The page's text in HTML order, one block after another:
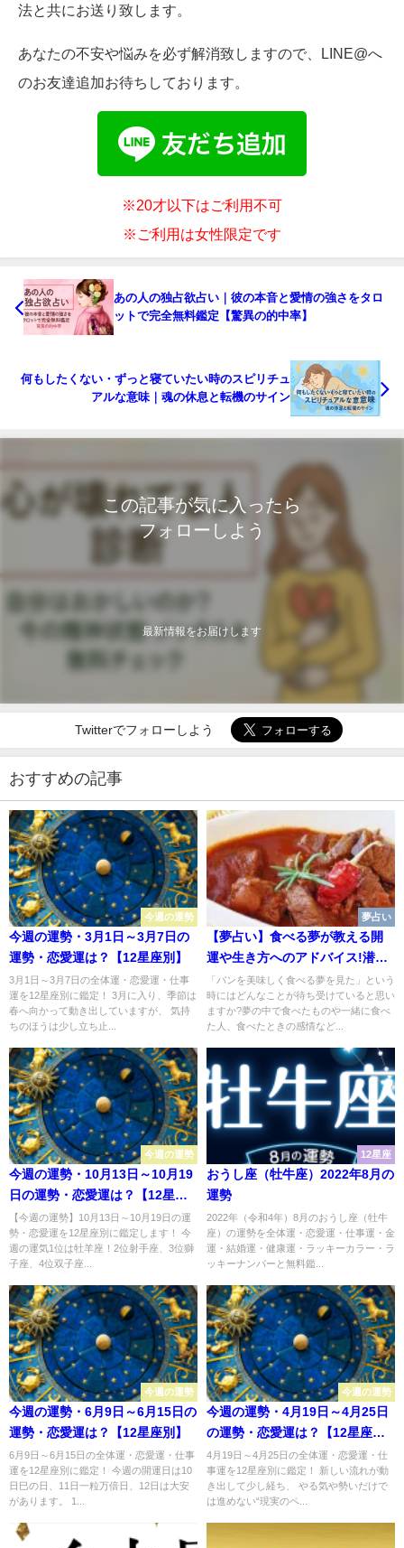
法と共にお送り致します。
あなたの不安や悩みを必ず解消致しますので、LINE@へ
のお友達追加お待ちしております。
※20才以下はご利用不可
※ご利用は女性限定です
あの人の独占欲占い｜彼の本音と愛情の強さをタロ
ットで完全無料鑑定【驚異の的中率】
何もしたくない・ずっと寝ていたい時のスピリチュ
アルな意味｜魂の休息と転機のサイン
この記事が気に入ったら
フォローしよう
最新情報をお届けします
Twitterでフォローしよう
おすすめの記事
今週の運勢
今週の運勢・3月1日～3月7日の
運勢・恋愛運は？【12星座別】
3月1日～3月7日の全体運・恋愛運・仕事
運を12星座別に鑑定！ 3月に入り、季節は
春へ向かって動き出していますが、 気持
ちのほうは少し立ち止...
夢占い
【夢占い】食べる夢が教える開
運や生き方へのアドバイス!潜在
意識からのメッセージを受け取
って
「パンを美味しく食べる夢を見た」という
時にはどんなことが待ち受けていると思い
ますか?夢の中で食べたものや一緒に食べ
た人、食べたときの感情など...
今週の運勢
今週の運勢・10月13日～10月19
日の運勢・恋愛運は？【12星座
別】
【今週の運勢】10月13日～10月19日の運
勢・恋愛運を12星座別に鑑定します！ 今
週の運気1位は牡羊座！2位射手座、3位獅
子座、4位双子座...
12星座
おうし座（牡牛座）2022年8月の
運勢
2022年（令和4年）8月のおうし座（牡牛
座）の運勢を全体運・恋愛運・仕事運・金
運・結婚運・健康運・ラッキーカラー・ラ
ッキーナンバーと無料鑑...
今週の運勢
今週の運勢・6月9日～6月15日の
運勢・恋愛運は？【12星座別】
6月9日～6月15日の全体運・恋愛運・仕事
運を12星座別に鑑定！ 今週の開運日は10
日巳の日、11日一粒万倍日、12日は大安
があります。 1...
今週の運勢
今週の運勢・4月19日～4月25日
の運勢・恋愛運は？【12星座
別】
4月19日～4月25日の全体運・恋愛運・仕
事運を12星座別に鑑定！ 新しい流れが動
き出して少し経ち、 やる気や勢いだけで
は進めない“現実のペ...